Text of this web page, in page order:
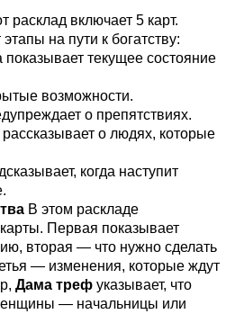
расклад включает 5 карт.
на пути к богатству:
показывает текущее состояние
возможности.
о препятствиях.
о людях, которые
когда наступит
В этом раскладе
Первая показывает
вторая — что нужно сделать
— изменения, которые ждут
Дама треф указывает, что
— начальницы или